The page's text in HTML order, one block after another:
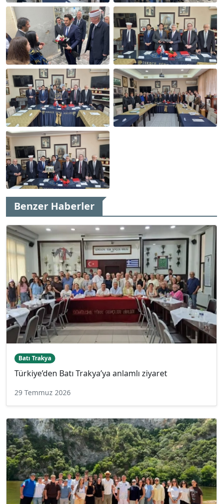
Benzer Haberler
Batı Trakya
Türkiye’den Batı Trakya’ya anlamlı ziyaret
29 Temmuz 2026